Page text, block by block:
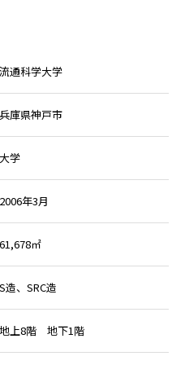
流通科学大学
兵庫県神戸市
大学
2006年3月
61,678㎡
S造、SRC造
地上8階 地下1階